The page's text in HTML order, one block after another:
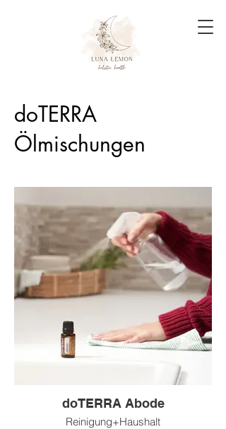
doTERRA
Ölmischungen
doTERRA Abode
Reinigung+Haushalt